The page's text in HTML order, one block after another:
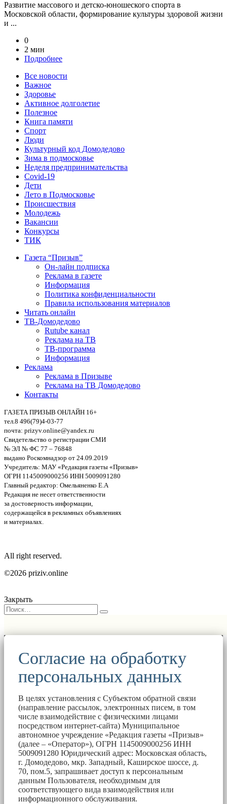
Развитие массового и детско-юношеского спорта в
Московской области, формирование культуры здоровой жизни
и ...
0
2 мин
Подробнее
Все новости
Важное
Здоровье
Активное долголетие
Полезное
Книга памяти
Спорт
Люди
Культурный код Домодедово
Зима в подмосковье
Неделя предпринимательства
Covid-19
Дети
Лето в Подмосковье
Происшествия
Молодежь
Вакансии
Конкурсы
ТИК
Газета “Призыв”
Он-лайн подписка
Реклама в газете
Информация
Политика конфиденциальности
Правила использования материалов
Читать онлайн
ТВ-Домодедово
Rutube канал
Реклама на ТВ
ТВ-программа
Информация
Реклама
Реклама в Призыве
Реклама на ТВ Домодедово
Контакты
ГАЗЕТА ПРИЗЫВ ОНЛАЙН 16+
тел.8 496(79)4-03-77
почта: prizyv.online@yandex.ru
Свидетельство о регистрации СМИ
№ ЭЛ № ФС 77 – 76848
выдано Роскомнадзор от 24.09.2019
Учредитель: МАУ «Редакция газеты «Призыв»
ОГРН 1145009000256 ИНН 5009091280
Главный редактор: Омельяненко Е.А
Редакция не несет ответственности
за достоверность информации,
содержащейся в рекламных объявлениях
и материалах.
All right reserved.
©2026 priziv.online
Закрыть
Согласие на обработку
персональных данных
В целях установления с Субъектом обратной связи
(направление рассылок, электронных писем, в том
числе взаимодействие с физическими лицами
посредством интернет-сайта) Муниципальное
автономное учреждение «Редакция газеты «Призыв»
(далее – «Оператор»), ОГРН 1145009000256 ИНН
5009091280 Юридический адрес: Московская область,
г. Домодедово, мкр. Западный, Каширское шоссе, д.
70, пом.5, запрашивает доступ к персональным
данным Пользователя, необходимым для
соответствующего вида взаимодействия или
информационного обслуживания.